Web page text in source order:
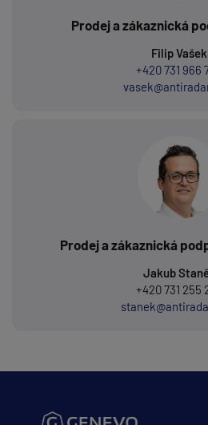
Prodej a zákaznická
Filip Vašek
+420 731 966
Prodej a zákaznická
Jakub
+420 731 255